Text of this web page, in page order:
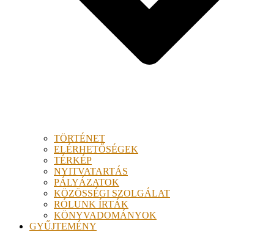
TÖRTÉNET
ELÉRHETŐSÉGEK
TÉRKÉP
NYITVATARTÁS
PÁLYÁZATOK
KÖZÖSSÉGI SZOLGÁLAT
RÓLUNK ÍRTÁK
KÖNYVADOMÁNYOK
GYŰJTEMÉNY